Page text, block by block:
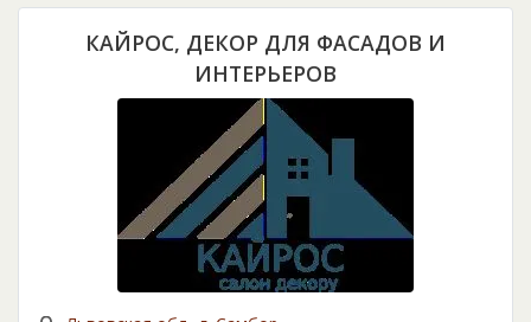
КАЙРОС, ДЕКОР ДЛЯ ФАСАДОВ И
ИНТЕРЬЕРОВ